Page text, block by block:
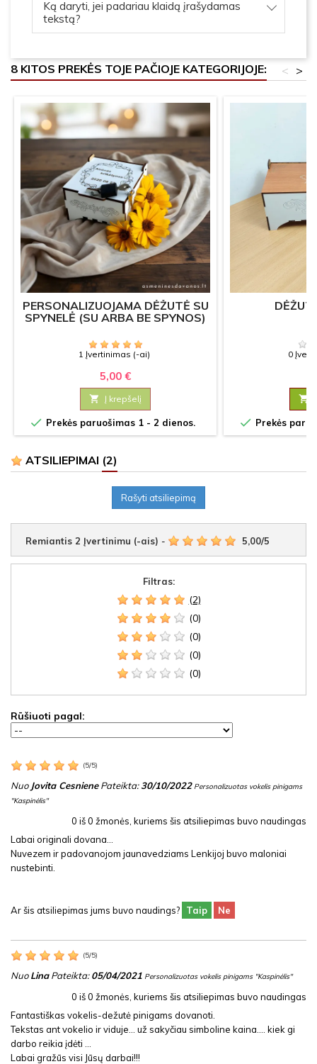
Ką daryti, jei padariau klaidą įrašydamas
tekstą?
8 KITOS PREKĖS TOJE PAČIOJE KATEGORIJOJE: >
<
PERSONALIZUOJAMA DĖŽUTĖ SU
SPYNELĖ (SU ARBA BE SPYNOS)
1 Įvertinimas (-ai)
5,00 €
 Į krepšelį
 Prekės paruošimas 1 - 2 dienos.
0

 Prekės
ATSILIEPIMAI (2)
Rašyti atsiliepimą
Remiantis 2 Įvertinimu (-ais) - 5,00/5
Filtras:
(2)
(0)
(0)
(0)
(0)
Rūšiuoti pagal:
(5/5)
Nuo Jovita CesnienePateikta:30/10/2022 Personalizuotas vokelis pinigams
"Kaspinėlis"
0 iš0 žmonės, kuriems šis atsiliepimas buvo naudingas
Labai originali dovana...
Nuvezem ir padovanojom jaunavedziams Lenkijoj buvo maloniai
nustebinti.
Ar šis atsiliepimas jums buvo naudings? Taip Ne
(5/5)
NuoLinaPateikta:05/04/2021 Personalizuotas vokelis pinigams "Kaspinėlis"
0 iš0 žmonės, kuriems šis atsiliepimas buvo naudingas
Fantastiškas vokelis-dežutė pinigams dovanoti.
Tekstas ant vokelio ir viduje... už sakyčiau simboline kaina.... kiek gi
darbo reikia įdėti ...
Labai gražūs visi Jūsų darbai!!!